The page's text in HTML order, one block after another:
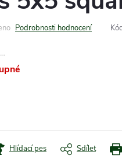
Podrobnosti hodnocení
Hlídací pes Sdílet